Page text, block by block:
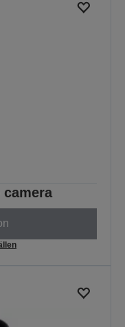
camera